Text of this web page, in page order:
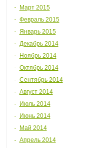
Март 2015
Февраль 2015
Январь 2015
Декабрь 2014
Ноябрь 2014
Октябрь 2014
Сентябрь 2014
Август 2014
Июль 2014
Июнь 2014
Май 2014
Апрель 2014